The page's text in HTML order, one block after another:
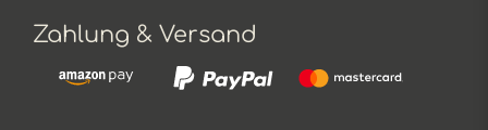
Zahlung & Versand